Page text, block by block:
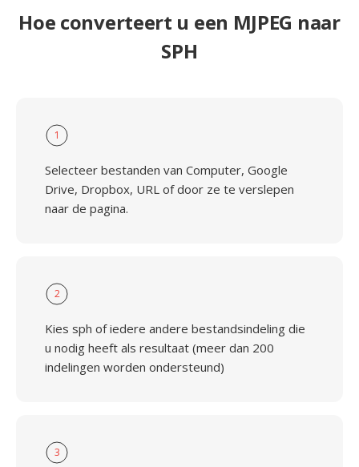
Hoe converteert u een MJPEG naar
SPH
1
Selecteer bestanden van Computer, Google
Drive, Dropbox, URL of door ze te verslepen
naar de pagina.
2
Kies sph of iedere andere bestandsindeling die
u nodig heeft als resultaat (meer dan 200
indelingen worden ondersteund)
3